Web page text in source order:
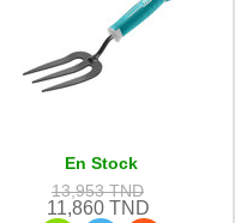
En Stock
13,953 TND
11,860 TND